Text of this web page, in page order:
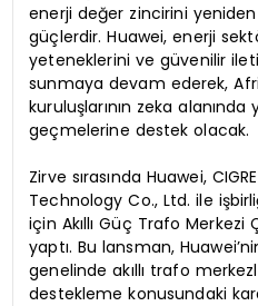
enerji değer zincirini
güçlerdir. Huawei, enerji
yeteneklerini ve güvenilir
sunmaya devam ederek,
kuruluşlarının zeka
geçmelerine destek olacak.
Zirve sırasında Huawei,
Technology Co., Ltd. ile
için Akıllı Güç Trafo Merkezi
yaptı. Bu lansman,
genelinde akıllı trafo
destekleme konusundaki